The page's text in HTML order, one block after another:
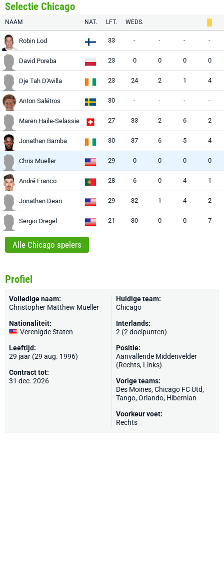
Selectie Chicago
NAAM NAT. LFT. WEDS.
Robin Lod 33 - - - -
David Poreba 23 0 0 0 0
Dje Tah D'Avilla 23 24 2 1 4
Anton Salétros 30 - - - -
Maren Haile-Selassie 27 33 2 6 2
Jonathan Bamba 30 37 6 5 4
Chris Mueller 29 0 0 0 0
André Franco 28 6 0 4 1
Jonathan Dean 29 32 1 4 2
Sergio Oregel 21 30 0 0 7
Alle Chicago spelers
Profiel
Volledige naam:
Christopher Matthew Mueller
Nationaliteit:
Verenigde Staten
Leeftijd:
29 jaar (29 aug. 1996)
Contract tot:
31 dec. 2026
Huidige team:
Chicago
Interlands:
2 (2 doelpunten)
Positie:
Aanvallende Middenvelder
(Rechts, Links)
Vorige teams:
Des Moines, Chicago FC Utd,
Tango,Orlando, Hibernian
Voorkeur voet:
Rechts